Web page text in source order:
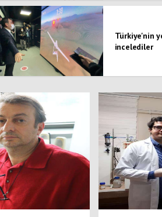
Türkiye'nin
incelediler